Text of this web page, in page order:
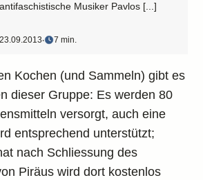
antifaschistische Musiker Pavlos [...]
23.09.2013‧ 7 min.
Kochen (und Sammeln) gibt es
dieser Gruppe: Es werden 80
versorgt, auch eine
entsprechend unterstützt;
nach Schliessung des
Piräus wird dort kostenlos